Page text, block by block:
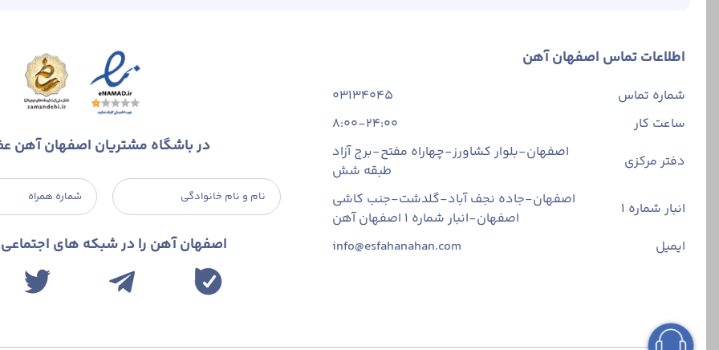
اطلاعات تماس اصفهان آهن
شماره تماس
03134045
ساعت کار
8:00-24:00
دفتر مرکزی
اصفهان-بلوار کشاورز-چهاراه مفتح-برج آزاد
طبقه شش
انبار شماره 1
اصفهان-جاده نجف آباد-گلدشت-جنب کاشی
اصفهان-انبار شماره ۱ اصفهان آهن
ایمیل
info@esfahanahan.com
در باشگاه مشتریان اصفهان آهن
نام و نام خانوادگی شماره همراه
اصفهان آهن را در شبکه های اجتماعی